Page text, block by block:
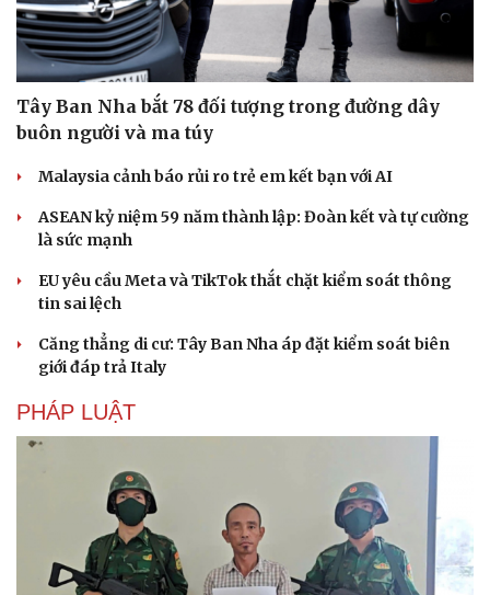
Tây Ban Nha bắt 78 đối tượng trong đường dây
buôn người và ma túy
Malaysia cảnh báo rủi ro trẻ em kết bạn với AI
ASEAN kỷ niệm 59 năm thành lập: Đoàn kết và tự cường
là sức mạnh
EU yêu cầu Meta và TikTok thắt chặt kiểm soát thông
tin sai lệch
Căng thẳng di cư: Tây Ban Nha áp đặt kiểm soát biên
giới đáp trả Italy
PHÁP LUẬT